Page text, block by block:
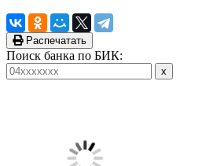
Распечатать
Поиск банка по БИК: